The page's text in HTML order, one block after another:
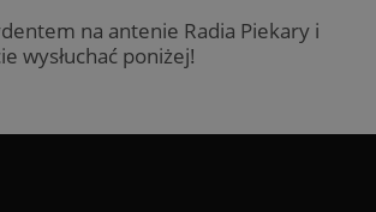
na antenie Radia Piekary i
wysłuchać poniżej!